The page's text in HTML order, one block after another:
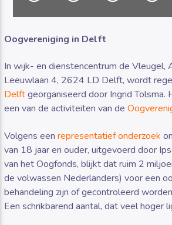
Luister RAZO online
Oogvereniging in Delft
In wijk- en dienstencentrum de Vleugel,
Leeuwlaan 4, 2624 LD Delft, wordt
Delftgeorganiseerd door Ingrid Tolsma.
een van de activiteiten van de
Volgens eenrepresentatief onderzoek
van 18 jaar en ouder, uitgevoerd door
van het Oogfonds, blijkt dat ruim 2
de volwassen Nederlanders) voor een
behandeling zijn of gecontroleerd
Een schrikbarend aantal, dat veel hoger